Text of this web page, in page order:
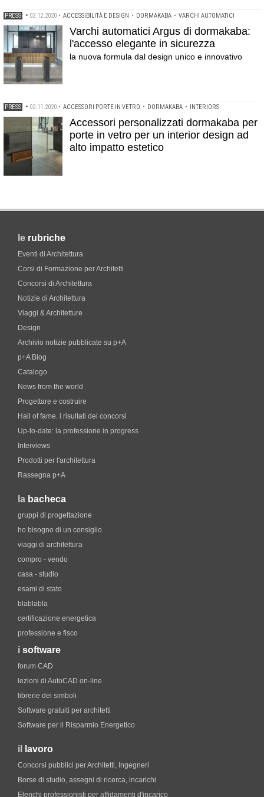
PRESS • 02.12.2020 • ACCESSIBILITÀ E DESIGN • DORMAKABA • VARCHI AUTOMATICI
Varchi automatici Argus di dormakaba:
l'accesso elegante in sicurezza
la nuova formula dal design unico e innovativo
PRESS • 02.11.2020 • ACCESSORI PORTE IN VETRO • DORMAKABA • INTERIORS
Accessori personalizzati dormakaba per
porte in vetro per un interior design ad
alto impatto estetico
le rubriche
Eventi di Architettura
Corsi di Formazione per Architetti
Concorsi di Architettura
Notizie di Architettura
Viaggi & Architetture
Design
Archivio notizie pubblicate su p+A
p+A Blog
Catalogo
News from the world
Progettare e costruire
Hall of fame. i risultati dei concorsi
Up-to-date: la professione in progress
Interviews
Prodotti per l'architettura
Rassegna p+A
la bacheca
gruppi di progettazione
ho bisogno di un consiglio
viaggi di architettura
compro - vendo
casa - studio
esami di stato
blablabla
certificazione energetica
professione e fisco
i software
forum CAD
lezioni di AutoCAD on-line
librerie dei simboli
Software gratuiti per architetti
Software per il Risparmio Energetico
il lavoro
Concorsi pubblici per Architetti, Ingegneri
Borse di studio, assegni di ricerca, incarichi
Elenchi professionisti per affidamenti d'incarico